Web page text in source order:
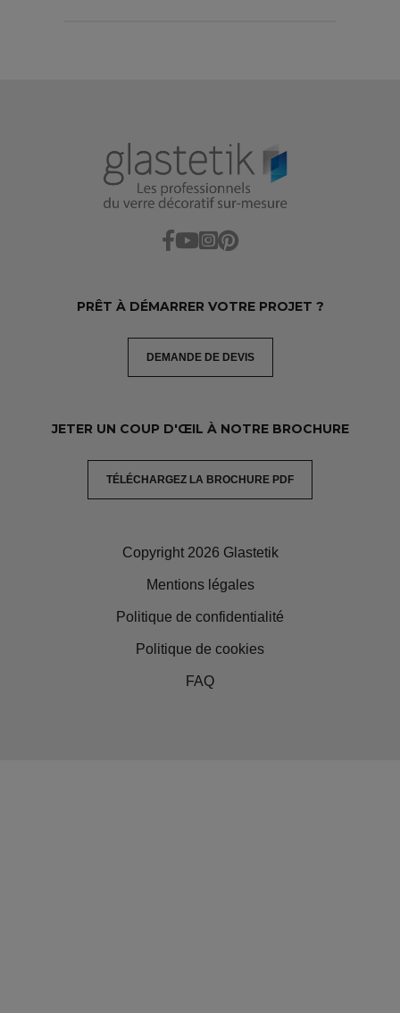
PRÊT À DÉMARRER VOTRE PROJET ?
DEMANDE DE DEVIS
JETER UN COUP D'ŒIL À NOTRE BROCHURE
TÉLÉCHARGEZ LA BROCHURE PDF
Copyright 2026 Glastetik
Mentions légales
Politique de confidentialité
Politique de cookies
FAQ